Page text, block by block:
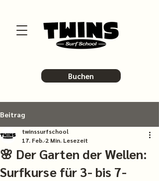
Buchen
Beitrag
🌸 Der Garten der Wellen:
Surfkurse für 3- bis 7-
twinssurfschool
17. Feb. 2 Min. Lesezeit